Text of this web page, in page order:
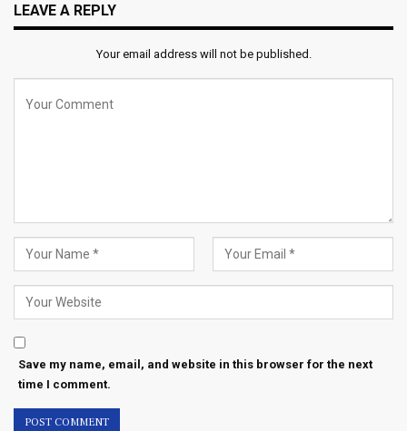
LEAVE A REPLY
Your email address will not be published.
Save my name, email, and website in this browser for the next
time I comment.